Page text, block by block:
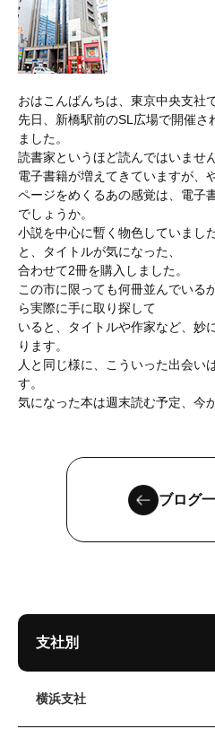
おはこんばんちは、東京中央支社で
先日、新橋駅前のSL広場で開催さ
ました。
読書家というほど読んではいませ
電子書籍が増えてきていますが、
ページをめくるあの感覚は、電子
でしょうか。
小説を中心に暫く物色していまし
と、タイトルが気になった、
合わせて2冊を購入しました。
この市に限っても何冊並んでいる
ら実際に手に取り探して
いると、タイトルや作家など、妙
ります。
人と同じ様に、こういった出会い
す。
気になった本は週末読む予定、今
ブログ
支社別
横浜支社